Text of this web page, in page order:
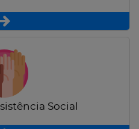
Social